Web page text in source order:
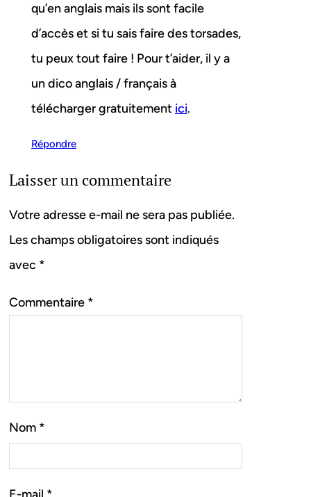
qu’en anglais mais ils sont facile
d’accès et si tu sais faire des torsades,
tu peux tout faire ! Pour t’aider, il y a
un dico anglais / français à
télécharger gratuitement ici.
Répondre
Laisser un commentaire
Votre adresse e-mail ne sera pas publiée.
Les champs obligatoires sont indiqués
avec *
Commentaire *
Nom *